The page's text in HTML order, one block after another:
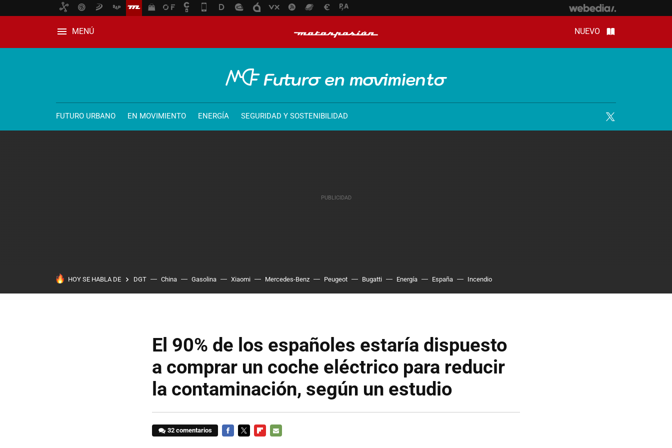
MENÚ NUEVO
FUTURO URBANO EN MOVIMIENTO ENERGÍA SEGURIDAD Y SOSTENIBILIDAD
HOY SE HABLA DE DGT China Gasolina Xiaomi Mercedes-Benz Peugeot Bugatti Energía España Incendio
El 90% de los españoles estaría dispuesto
a comprar un coche eléctrico para reducir
la contaminación, según un estudio
32 comentarios